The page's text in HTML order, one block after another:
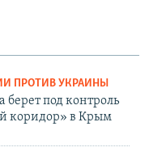
ПРОТИВ УКРАИНЫ
берет под контроль
коридор» в Крым